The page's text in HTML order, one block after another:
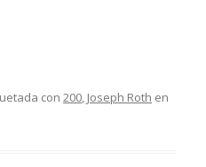
con 200, Joseph Roth en